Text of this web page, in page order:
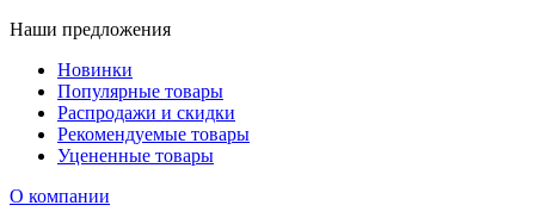
Наши предложения
Новинки
Популярные товары
Распродажи и скидки
Рекомендуемые товары
Уцененные товары
О компании